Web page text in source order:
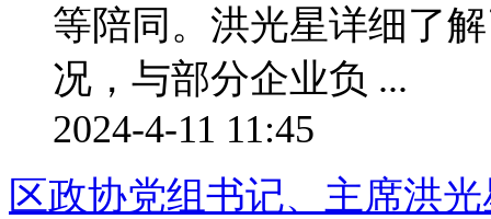
等陪同。洪光星详细了
况，与部分企业负 ...
2024-4-11 11:45
区政协党组书记、主席洪